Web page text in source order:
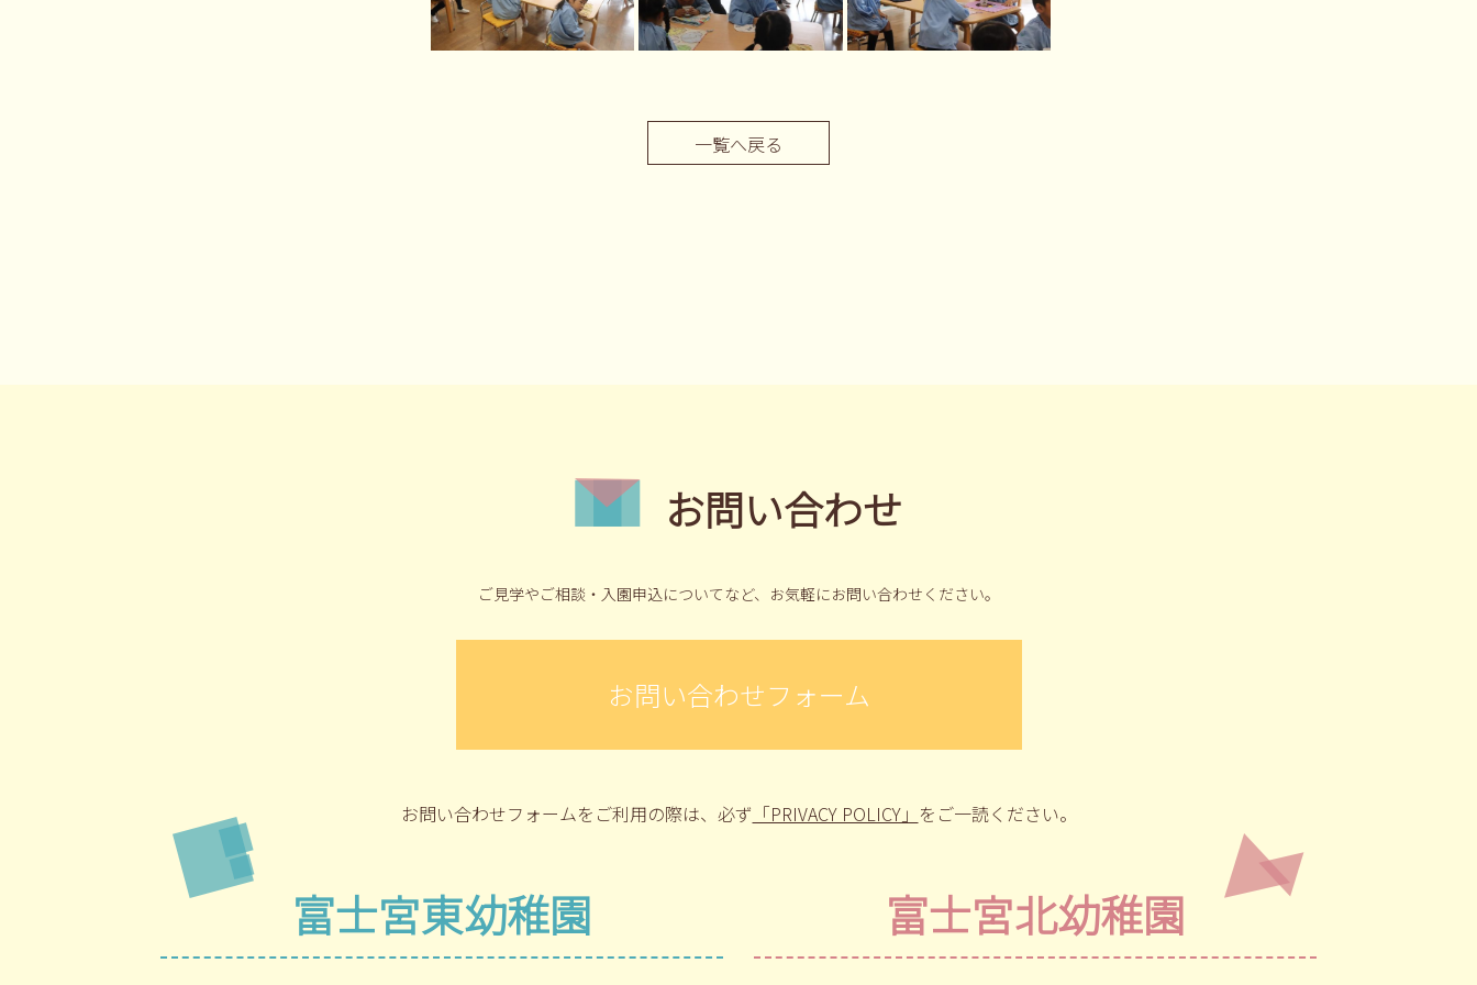
一覧へ戻る
お問い合わせ
ご見学やご相談・入園申込についてなど、 お気軽にお問い合わせください。
お問い合わせフォーム
お問い合わせフォームをご利用の際は、 必ず 「PRIVACY POLICY」 をご一読ください。
富士宮東幼稚園 富士宮北幼稚園